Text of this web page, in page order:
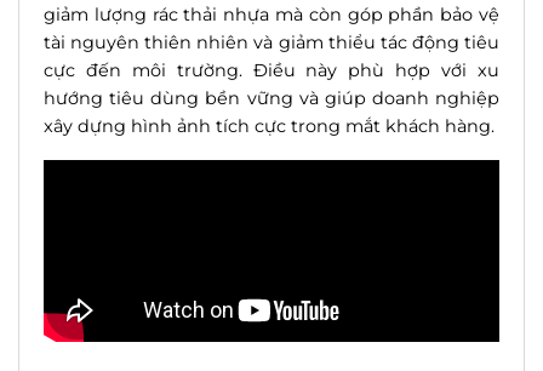
giảm lượng rác thải nhựa mà còn góp phần bảo vệ
tài nguyên thiên nhiên và giảm thiểu tác động tiêu
cực đến môi trường. Điều này phù hợp với xu
hướng tiêu dùng bền vững và giúp doanh nghiệp
xây dựng hình ảnh tích cực trong mắt khách hàng.